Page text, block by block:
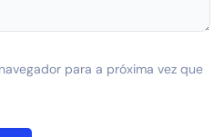
para a próxima vez que